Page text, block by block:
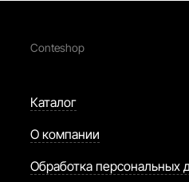
Conteshop
Каталог
О компании
Обработка персональных